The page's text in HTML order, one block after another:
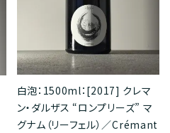
白泡：1500ml：[2017] クレマ
ン・ダルザス “ロンプリーズ” マ
グナム（リーフェル）／Crémant